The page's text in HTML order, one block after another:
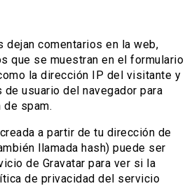
dejan comentarios en la web,
que se muestran en el formulario
la dirección IP del visitante y
de usuario del navegador para
de spam.
a partir de tu dirección de
llamada hash) puede ser
de Gravatar para ver si la
de privacidad del servicio